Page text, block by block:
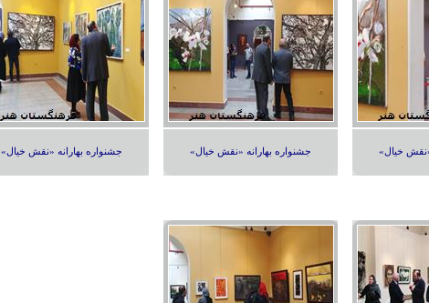
«نقش خیال» جشنواره بهارانه «نقش خیال» جشنواره بهارانه «نقش خیال»